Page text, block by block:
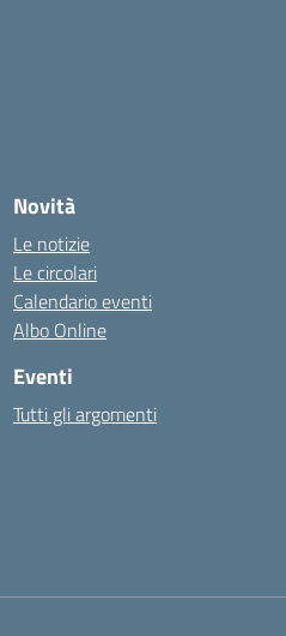
Novità
Le notizie
Le circolari
Calendario eventi
Albo Online
Eventi
Tutti gli argomenti